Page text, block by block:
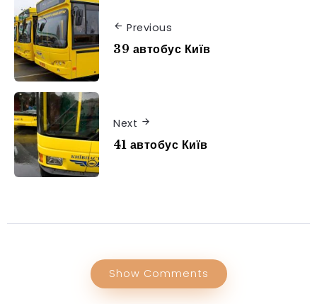
Previous
39 автобус Київ
Next
41 автобус Київ
Show Comments